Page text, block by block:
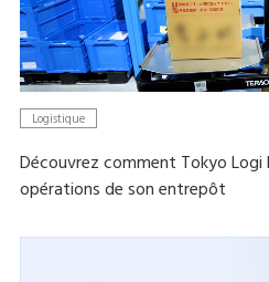
Logistique
Découvrez comment Tokyo Logi
opérations de son entrepôt